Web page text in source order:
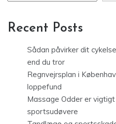
Recent Posts
Sådan påvirker dit
end du tror
Regnvejrsplan i
loppefund
Massage Odder er
sportsudøvere